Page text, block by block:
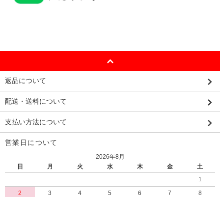
返品について
配送・送料について
支払い方法について
営業日について
2026年8月
日
月 火 水 木 金
土
1
2
3 4 5 6 7
8